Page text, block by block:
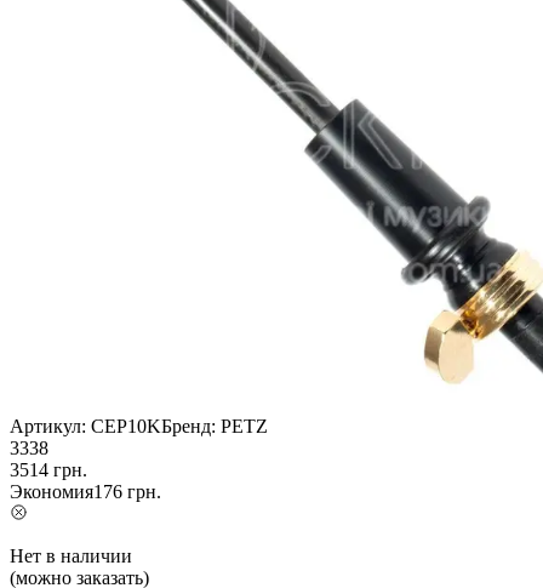
Артикул: CEP10KБренд: PETZ
3338
3514 грн.
Экономия176 грн.
Нет в наличии
(можно заказать)